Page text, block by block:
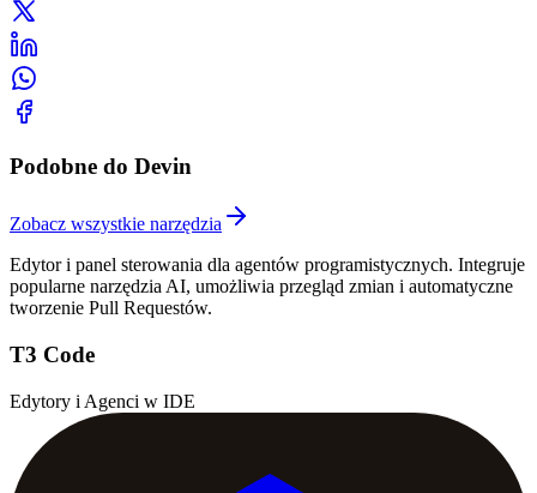
Podobne do Devin
Zobacz wszystkie narzędzia
Edytor i panel sterowania dla agentów programistycznych. Integruje
popularne narzędzia AI, umożliwia przegląd zmian i automatyczne
tworzenie Pull Requestów.
T3 Code
Edytory i Agenci w IDE